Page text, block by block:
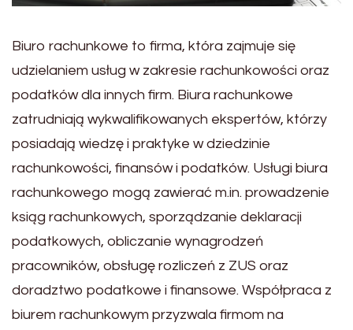
Biuro rachunkowe to firma, która zajmuje się
udzielaniem usług w zakresie rachunkowości oraz
podatków dla innych firm. Biura rachunkowe
zatrudniają wykwalifikowanych ekspertów, którzy
posiadają wiedzę i praktyke w dziedzinie
rachunkowości, finansów i podatków. Usługi biura
rachunkowego mogą zawierać m.in. prowadzenie
ksiąg rachunkowych, sporządzanie deklaracji
podatkowych, obliczanie wynagrodzeń
pracowników, obsługę rozliczeń z ZUS oraz
doradztwo podatkowe i finansowe. Współpraca z
biurem rachunkowym przyzwala firmom na